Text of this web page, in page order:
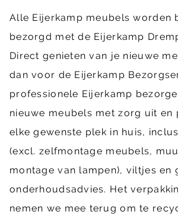
Alle Eijerkamp meubels worden
bezorgd met de Eijerkamp
Direct genieten van je nieuwe
dan voor de Eijerkamp
professionele Eijerkamp
nieuwe meubels met zorg uit en
elke gewenste plek in huis,
(excl. zelfmontage meubels,
montage van lampen), viltjes en
onderhoudsadvies. Het
nemen we mee terug om te